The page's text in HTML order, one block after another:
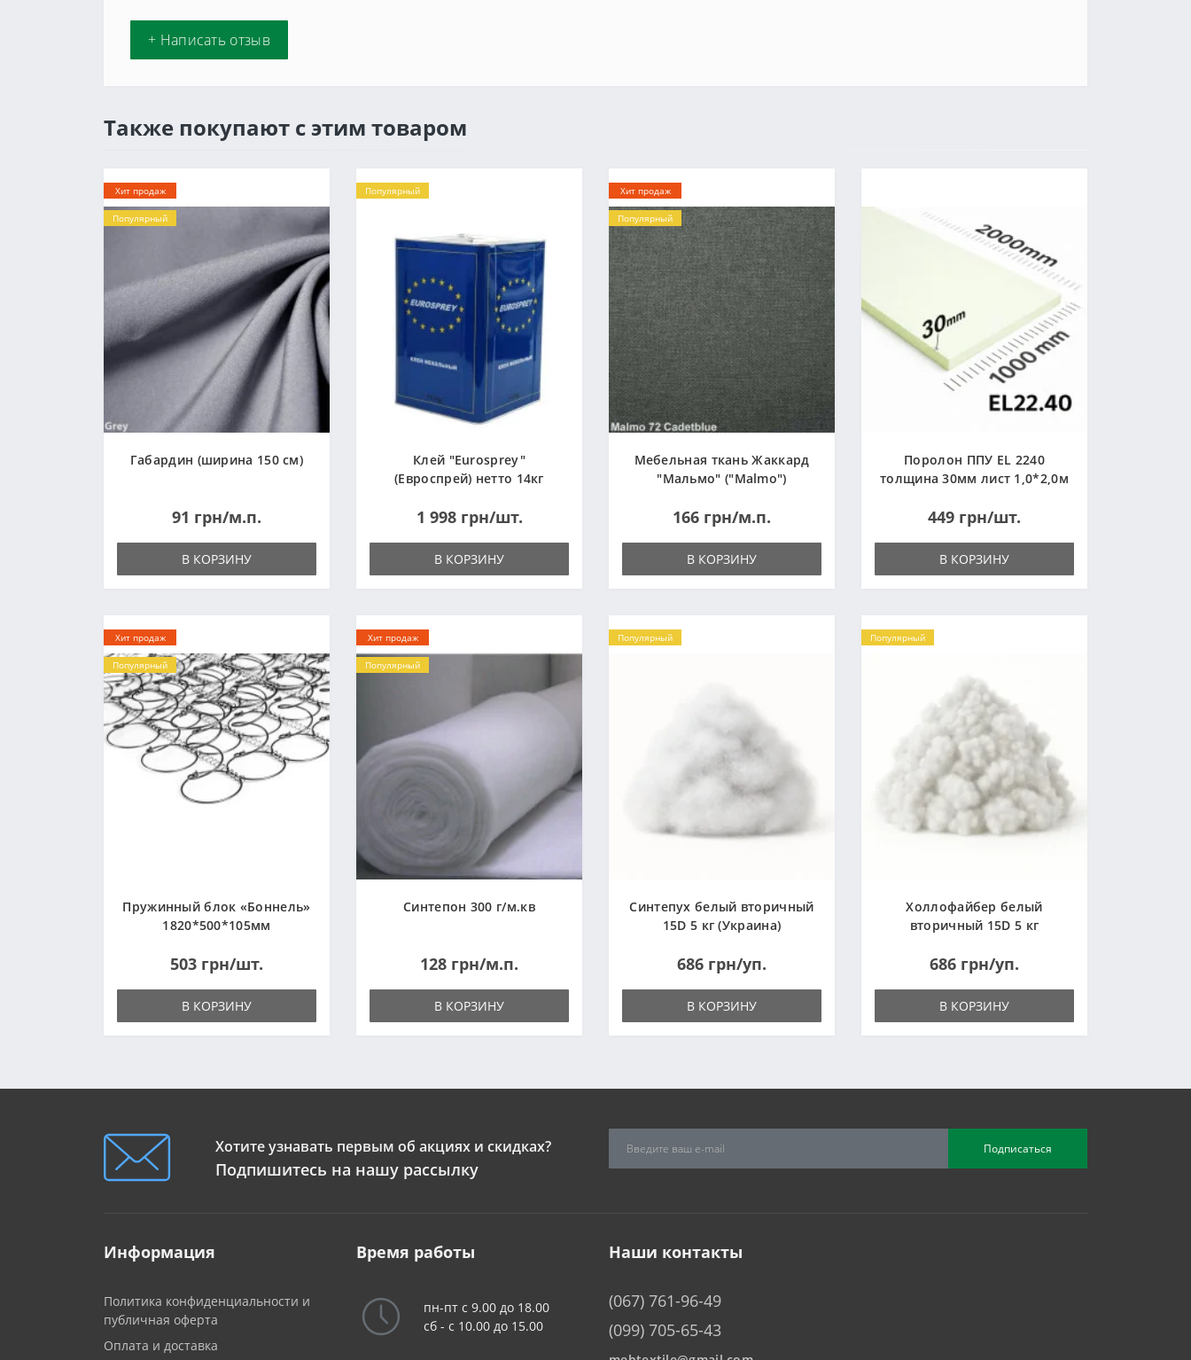
+ Написать отзыв
Также покупают с этим товаром
Хит продаж
Популярный
Габардин (ширина 150 см)
91 грн/м.п.
В КОРЗИНУ
Популярный
Клей "Eurosprey"
(Евроспрей) нетто 14кг
1 998 грн/шт.
В КОРЗИНУ
Хит продаж
Популярный
Мебельная ткань Жаккард
"Мальмо" ("Malmo")
166 грн/м.п.
В КОРЗИНУ
Поролон ППУ EL 2240
толщина 30мм лист 1,0*2,0м
449 грн/шт.
В КОРЗИНУ
Хит продаж
Популярный
Пружинный блок «Боннель»
1820*500*105мм
503 грн/шт.
В КОРЗИНУ
Хит продаж
Популярный
Синтепон 300 г/м.кв
128 грн/м.п.
В КОРЗИНУ
Популярный
Синтепух белый вторичный
15D 5 кг (Украина)
686 грн/уп.
В КОРЗИНУ
Популярный
Холлофайбер белый
вторичный 15D 5 кг
686 грн/уп.
В КОРЗИНУ
Хотите узнавать первым об акциях и скидках?
Подпишитесь на нашу рассылку
Подписаться
Информация
Политика конфиденциальности и
публичная оферта
Оплата и доставка
Время работы
пн-пт с 9.00 до 18.00
сб - c 10.00 до 15.00
Наши контакты
(067) 761-96-49
(099) 705-65-43